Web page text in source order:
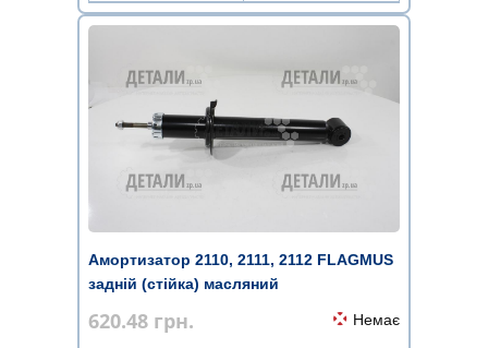
Амортизатор 2110, 2111, 2112 FLAGMUS
задній (стійка) масляний
620.48 грн. Немає